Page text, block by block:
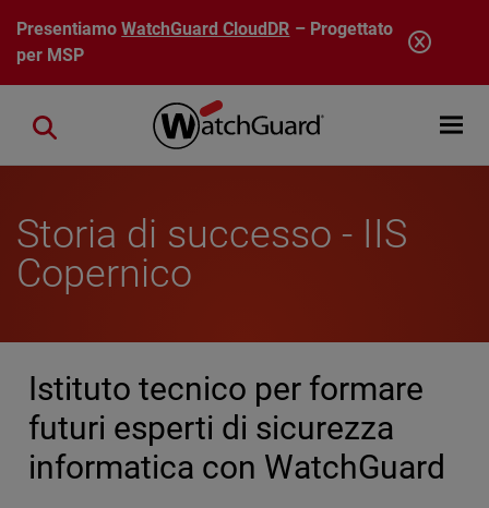
Salta al contenuto principale
PresentiamoWatchGuard CloudDR – Progettato
per MSP
Open
Close search
Storia di successo - IIS
Copernico
Istituto tecnico per formare
futuri esperti di sicurezza
informatica con WatchGuard